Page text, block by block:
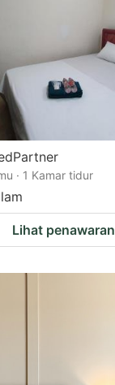
· 1 Kamar tidur
Lihat penawaran